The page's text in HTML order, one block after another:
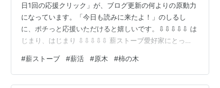
日1回の応援クリック」が、ブログ更新の何よりの原動力
になっています。「今日も読みに来たよ！」のしるし
に、ポチっと応援いただけると嬉しいです。⇩⇩⇩⇩⇩ は
じまり、はじまり ⇩⇩⇩⇩⇩ 薪ストーブ愛好家にとっ
を終え、「早く割らないと硬くなってしまう…」と焦っ
ていた矢先、思わぬ吉報が舞い込みました。今回は、馴
#薪ストーブ #薪活 #原木 #柿の木